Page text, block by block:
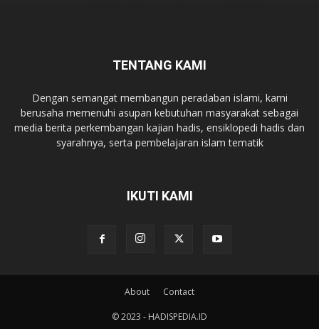
TENTANG KAMI
Dengan semangat membangun peradaban islami, kami
berusaha memenuhi asupan kebutuhan masyarakat sebagai
media berita perkembangan kajian hadis, ensiklopedi hadis dan
syarahnya, serta pembelajaran islam tematik
IKUTI KAMI
About Contact
© 2023 - HADISPEDIA.ID